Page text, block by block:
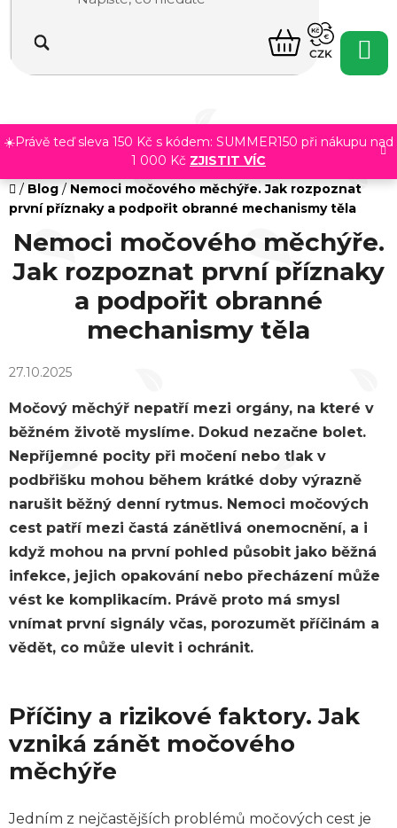
obsah
☀️Právě teď sleva 150 Kč s kódem: SUMMER150 při nákupu nad
1 000 Kč ZJISTIT VÍC
NÁKUPNÍ
KOŠÍK
CZK
Domů
/ Blog / Nemoci močového měchýře. Jak rozpoznat
první příznaky a podpořit obranné mechanismy těla
Nemoci močového měchýře.
Jak rozpoznat první příznaky
a podpořit obranné
mechanismy těla
27.10.2025
Močový měchýř nepatří mezi orgány, na které v
běžném životě myslíme. Dokud nezačne bolet.
Nepříjemné pocity při močení nebo tlak v
podbřišku mohou během krátké doby výrazně
narušit běžný denní rytmus. Nemoci močových
cest patří mezi častá zánětlivá onemocnění, a i
když mohou na první pohled působit jako běžná
infekce, jejich opakování nebo přecházení může
vést ke komplikacím. Právě proto má smysl
vnímat první signály včas, porozumět příčinám a
vědět, co může ulevit i ochránit.
Příčiny a rizikové faktory. Jak
vzniká zánět močového
měchýře
Jedním z nejčastějších problémů močových cest je